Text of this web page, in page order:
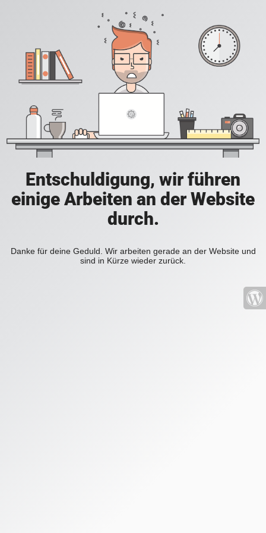
Entschuldigung, wir führen
einige Arbeiten an der Website
durch.
Danke für deine Geduld. Wir arbeiten gerade an der Website und
sind in Kürze wieder zurück.